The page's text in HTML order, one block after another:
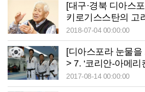
[대구·경북 디아스포라] 카자흐
키로기스스탄의 고
의 체육영웅’ 황 마
2018-07-04 00:00:00
[디아스포라 눈물을
> 7. ‘코리안-아메리
호씨
2017-08-14 00:00:00